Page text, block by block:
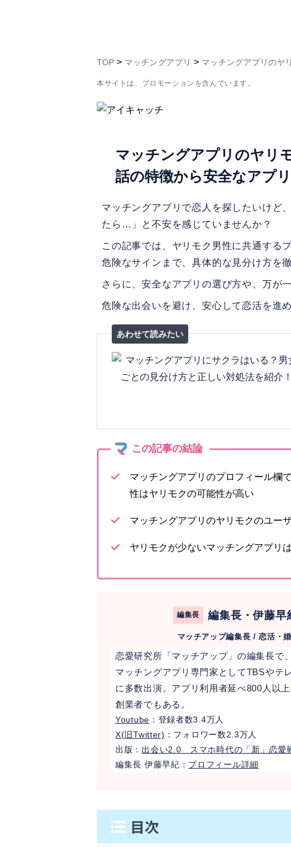
TOP > マッチングアプリ > マッチングアプリのヤ
本サイトは、プロモーションを含んでいます。
マッチングアプリのヤリ
話の特徴から安全なアプ
マッチングアプリで恋人を探したいけど
たら…」と不安を感じていませんか？
この記事では、ヤリモク男性に共通する
危険なサインまで、具体的な見分け方を
さらに、安全なアプリの選び方や、万が
危険な出会いを避け、安心して恋活を進
マッチングアプリのプロフィール欄
性はヤリモクの可能性が高い
マッチングアプリのヤリモクのユー
ヤリモクが少ないマッチングアプリは
編集長 編集長・伊藤早
マッチアップ編集長 / 恋活・
恋愛研究所「マッチアップ」の編集長で
マッチングアプリ専門家としてTBSやテ
に多数出演。アプリ利用者延べ800人以
創業者でもある。
Youtube ：登録者数3.4万人
X(旧Twitter) ：フォロワー数2.3万人
出版：出会い2.0 スマホ時代の「新」恋愛
編集長 伊藤早紀： プロフィール詳細